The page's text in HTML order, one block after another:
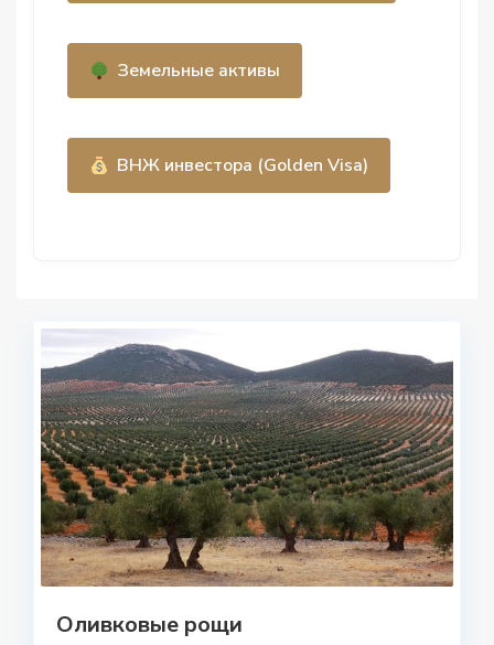
Земельные активы
ВНЖ инвестора (Golden Visa)
Оливковые рощи